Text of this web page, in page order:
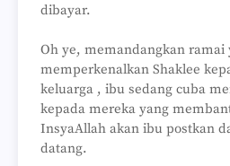
dibayar.
Oh ye, memandangkan
memperkenalkan Shaklee
keluarga , ibu sedang cuba
kepada mereka yang
InsyaAllah akan ibu postkan
datang.